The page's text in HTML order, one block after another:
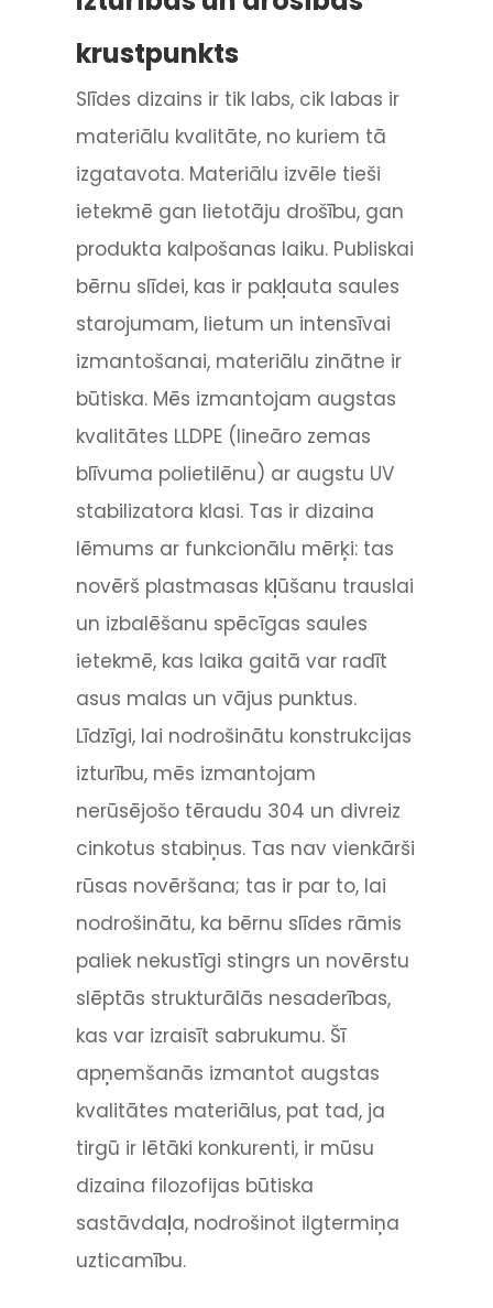
krustpunkts
Slīdes dizains ir tik labs, cik labas ir
materiālu kvalitāte, no kuriem tā
izgatavota. Materiālu izvēle tieši
ietekmē gan lietotāju drošību, gan
produkta kalpošanas laiku. Publiskai
bērnu slīdei, kas ir pakļauta saules
starojumam, lietum un intensīvai
izmantošanai, materiālu zinātne ir
būtiska. Mēs izmantojam augstas
kvalitātes LLDPE (lineāro zemas
blīvuma polietilēnu) ar augstu UV
stabilizatora klasi. Tas ir dizaina
lēmums ar funkcionālu mērķi: tas
novērš plastmasas kļūšanu trauslai
un izbalēšanu spēcīgas saules
ietekmē, kas laika gaitā var radīt
asus malas un vājus punktus.
Līdzīgi, lai nodrošinātu konstrukcijas
izturību, mēs izmantojam
nerūsējošo tēraudu 304 un divreiz
cinkotus stabiņus. Tas nav vienkārši
rūsas novēršana; tas ir par to, lai
nodrošinātu, ka bērnu slīdes rāmis
paliek nekustīgi stingrs un novērstu
slēptās strukturālās nesaderības,
kas var izraisīt sabrukumu. Šī
apņemšanās izmantot augstas
kvalitātes materiālus, pat tad, ja
tirgū ir lētāki konkurenti, ir mūsu
dizaina filozofijas būtiska
sastāvdaļa, nodrošinot ilgtermiņa
uzticamību.